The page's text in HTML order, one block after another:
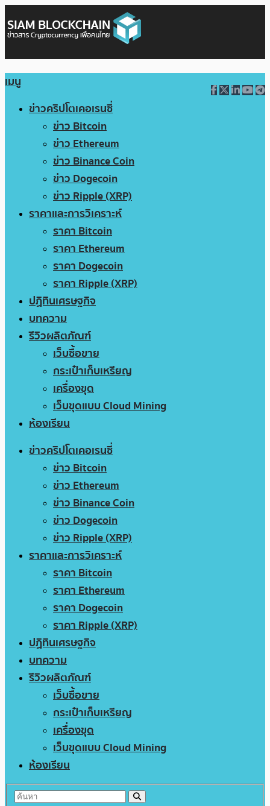
เมนู
ข่าวคริปโตเคอเรนซี่
ข่าว Bitcoin
ข่าว Ethereum
ข่าว Binance Coin
ข่าว Dogecoin
ข่าว Ripple (XRP)
ราคาและการวิเคราะห์
ราคา Bitcoin
ราคา Ethereum
ราคา Dogecoin
ราคา Ripple (XRP)
ปฏิทินเศรษฐกิจ
บทความ
รีวิวผลิตภัณฑ์
เว็บซื้อขาย
กระเป๋าเก็บเหรียญ
เครื่องขุด
เว็บขุดแบบ Cloud Mining
ห้องเรียน
ข่าวคริปโตเคอเรนซี่
ข่าว Bitcoin
ข่าว Ethereum
ข่าว Binance Coin
ข่าว Dogecoin
ข่าว Ripple (XRP)
ราคาและการวิเคราะห์
ราคา Bitcoin
ราคา Ethereum
ราคา Dogecoin
ราคา Ripple (XRP)
ปฏิทินเศรษฐกิจ
บทความ
รีวิวผลิตภัณฑ์
เว็บซื้อขาย
กระเป๋าเก็บเหรียญ
เครื่องขุด
เว็บขุดแบบ Cloud Mining
ห้องเรียน